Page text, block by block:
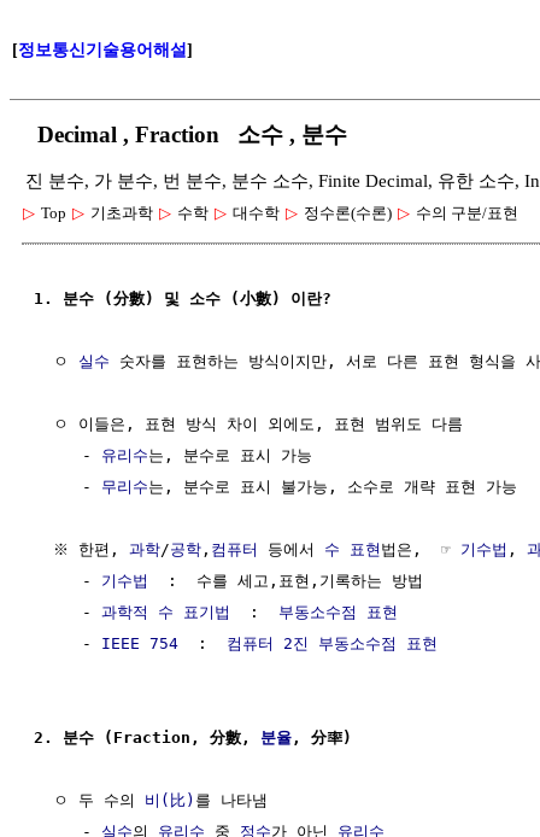
[정보통신기술용어해설]
Decimal , Fraction 소수 , 분수
진 분수, 가 분수, 번 분수, 분수 소수, Finite Decimal, 유한 소수,
▷ Top ▷ 기초과학 ▷ 수학 ▷ 대수학 ▷ 정수론(수론) ▷ 수의 구분/표현
1. 분수 (分數) 및 소수 (小數) 이란?
  ㅇ
실수 숫자를 표현하는 방식이지만, 서로 다른 표현 형식을
  ㅇ 이들은, 표현 방식 차이 외에도, 표현 범위도 다름
     -
유리수는, 분수로 표시 가능
     -
무리수는, 분수로 표시 불가능, 소수로 개략 표현 가능
  ※ 한편,
과학/공학 , 컴퓨터 등에서 수 표현 법은,  ☞ 기수법 ,
     -
기수법
  :  수를 세고,표현,기록하는 방법
     -
과학적 수 표기법
  :
부동소수점 표현
     -
IEEE 754
  :
컴퓨터 2진 부동소수점 표현
2. 분수 (Fraction, 分數, 분율 , 分率)
  ㅇ 두 수의
비(比) 를 나타냄
     -
실수의 유리수 중 정수가 아닌 유리수